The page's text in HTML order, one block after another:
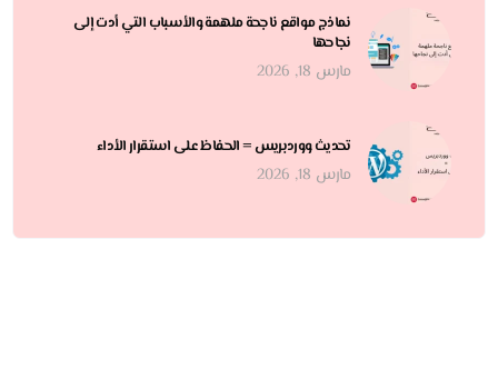
نماذج مواقع ناجحة ملهمة والأسباب التي أدت إلى
نجاحها
مارس 18, 2026
تحديث ووردبريس = الحفاظ على استقرار الأداء
مارس 18, 2026